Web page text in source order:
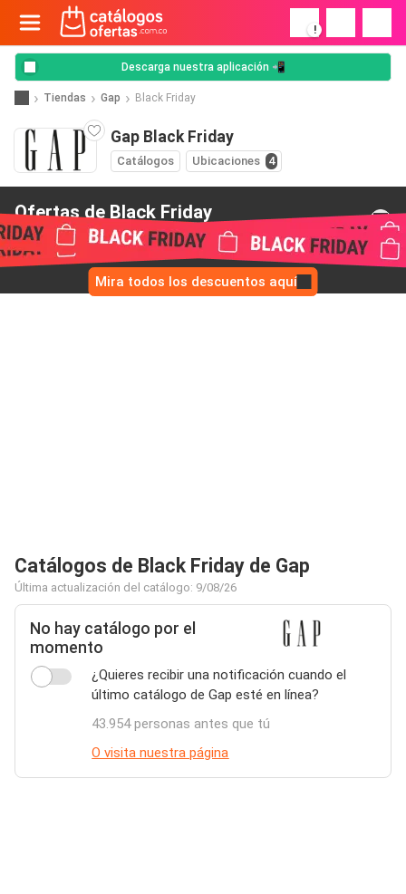
!
Descarga nuestra aplicación 📲
Tiendas Gap Black Friday
Gap Black Friday
Catálogos Ubicaciones 4
Ofertas de Black Friday
de Gap
Mira todos los descuentos aquí
Catálogos de Black Friday de Gap
Última actualización del catálogo: 9/08/26
No hay catálogo por el
momento
¿Quieres recibir una notificación cuando el
último catálogo de Gap esté en línea?
43.954 personas antes que tú
O visita nuestra página